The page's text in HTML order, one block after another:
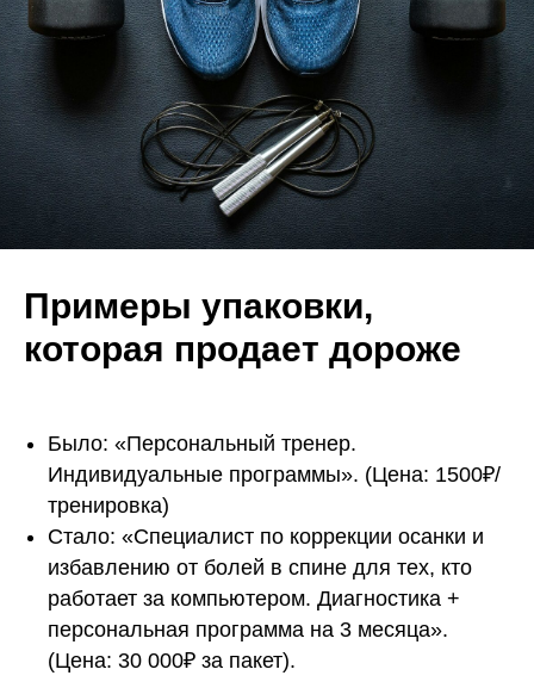
Примеры упаковки,
которая продает дороже
Было: «Персональный тренер.
Индивидуальные программы». (Цена: 1500₽/
тренировка)
Стало: «Специалист по коррекции осанки и
избавлению от болей в спине для тех, кто
работает за компьютером. Диагностика +
персональная программа на 3 месяца».
(Цена: 30 000₽ за пакет).